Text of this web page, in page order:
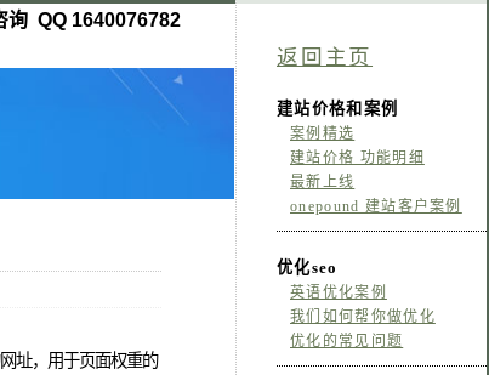
QQ 1640076782
址，用于页面权重的
返回主页
建站价格和案例
案例精选
建站价格 功能明细
最新上线
onepound 建站客户案例
优化seo
英语优化案例
我们如何帮你做优化
优化的常见问题